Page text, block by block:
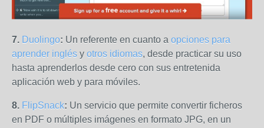
7. Duolingo: Un referente en cuanto a opciones para
aprender inglés y otros idiomas, desde practicar su uso
hasta aprenderlos desde cero con sus entretenida
aplicación web y para móviles.
8. FlipSnack: Un servicio que permite convertir ficheros
en PDF o múltiples imágenes en formato JPG, en un